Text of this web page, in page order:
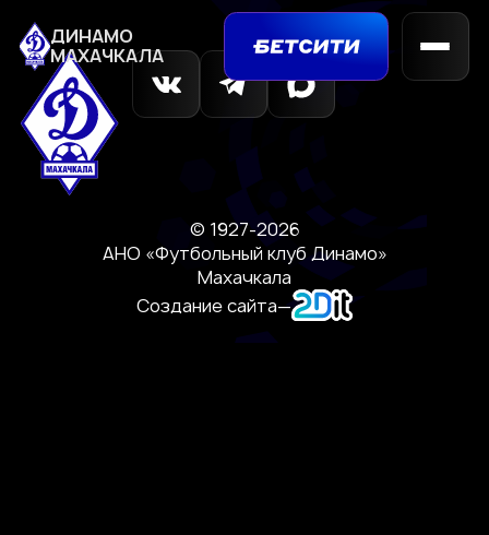
ДИНАМО
МАХАЧКАЛА
© 1927-2026
АНО «Футбольный клуб Динамо»
Махачкала
Создание сайта—